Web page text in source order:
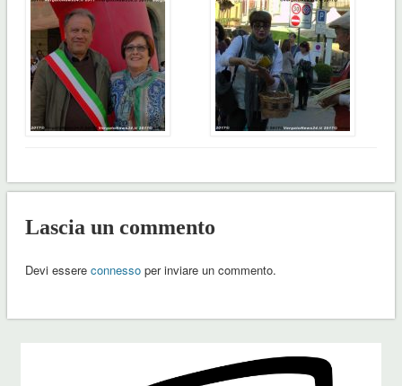
Lascia un commento
Devi essere connessoper inviare un commento.